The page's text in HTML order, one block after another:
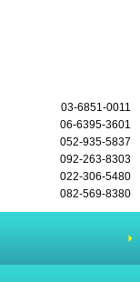
03-6851-0011
06-6395-3601
052-935-5837
092-263-8303
022-306-5480
082-569-8380